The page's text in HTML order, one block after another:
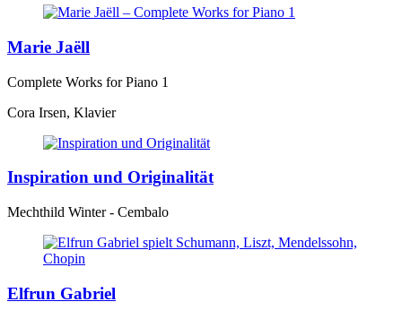
Marie Jaëll
Complete Works for Piano 1
Cora Irsen, Klavier
Inspiration und Originalität
Mechthild Winter - Cembalo
Elfrun Gabriel